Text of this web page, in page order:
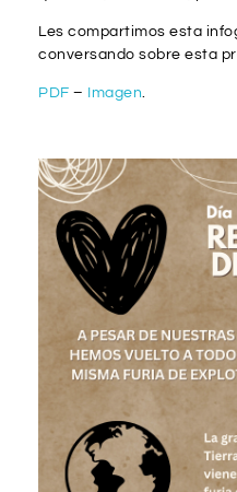
Les compartimos esta
conversando sobre esta
PDF – Imagen